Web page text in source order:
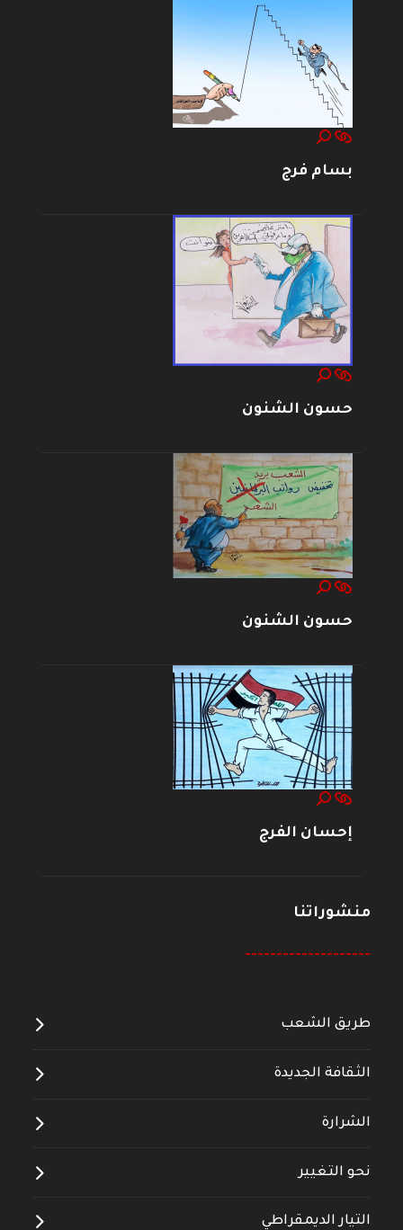
بسام فرج
حسون الشنون
حسون الشنون
إحسان الفرج
منشوراتنا
--------------------
طريق الشعب
الثقافة الجديدة
الشرارة
نحو التغيير
التيار الديمقراطي